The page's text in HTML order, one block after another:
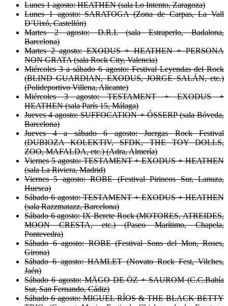
Lunes 1 agosto: HEATHEN (sala Lo Intento, Zaragoza)
Lunes 1 agosto: SARATOGA (Zona de Carpas, La Vall
D’Uixó, Castellón)
Martes 2 agosto: D.R.I. (sala Estraperlo, Badalona,
Barcelona)
Martes 2 agosto: EXODUS + HEATHEN + PERSONA
NON GRATA (sala Rock City, Valencia)
Miércoles 3 a sábado 6 agosto: Festival Leyendas del Rock
(BLIND GUARDIAN, EXODUS, JORGE SALÁN, etc.)
(Polideportivo Villena, Alicante)
Miércoles 3 agosto: TESTAMENT + EXODUS +
HEATHEN (sala París 15, Málaga)
Jueves 4 agosto: SUFFOCATION + ÓSSERP (sala Bóveda,
Barcelona)
Jueves 4 a sábado 6 agosto: Juergas Rock Festival
(DUBIOZA KOLEKTIV, SFDK, THE TOY DOLLS,
ZOO, MAFALDA, etc.) (Adra, Almería)
Viernes 5 agosto: TESTAMENT + EXODUS + HEATHEN
(sala La Riviera, Madrid)
Viernes 5 agosto: ROBE (Festival Pirineos Sur, Lanuza,
Huesca)
Sábado 6 agosto: TESTAMENT + EXODUS + HEATHEN
(sala Razzmatazz, Barcelona)
Sábado 6 agosto: IX Berete Rock (MOTORES, ATREIDES,
MOON CRESTA, etc.) (Paseo Marítimo, Chapela,
Pontevedra)
Sábado 6 agosto: ROBE (Festival Sons del Mon, Roses,
Girona)
Sábado 6 agosto: HAMLET (Novato Rock Fest, Vilches,
Jaén)
Sábado 6 agosto: MÄGO DE ÖZ + SAUROM (C.C.Bahía
Sur, San Fernando, Cádiz)
Sábado 6 agosto: MIGUEL RÍOS & THE BLACK BETTY